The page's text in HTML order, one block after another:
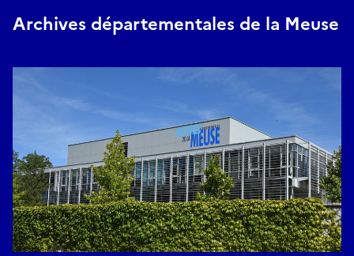
Archives départementales de la Meuse